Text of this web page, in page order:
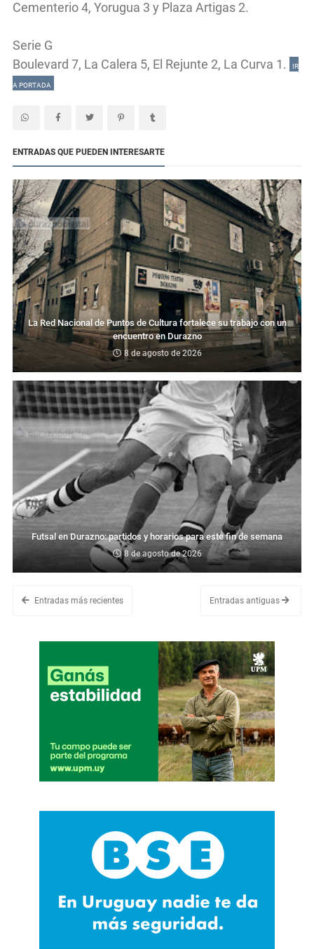
Cementerio 4, Yorugua 3 y Plaza Artigas 2.
Serie G
Boulevard 7, La Calera 5, El Rejunte 2, La Curva 1.
IR
A PORTADA
ENTRADAS QUE PUEDEN INTERESARTE
La Red Nacional de Puntos de Cultura fortalece su trabajo con un
encuentro en Durazno
8 de agosto de 2026
Futsal en Durazno: partidos y horarios para este fin de semana
8 de agosto de 2026
Entradas más recientes Entradas antiguas